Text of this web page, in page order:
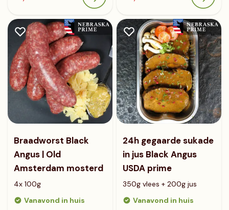
Braadworst Black
Angus | Old
Amsterdam mosterd
4x 100g
Vanavond in huis
24h gegaarde sukade
in jus Black Angus
USDA prime
350g vlees + 200g jus
Vanavond in huis